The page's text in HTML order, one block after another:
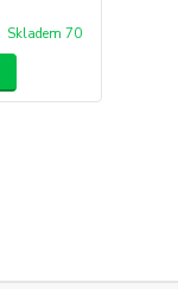
Skladem 70